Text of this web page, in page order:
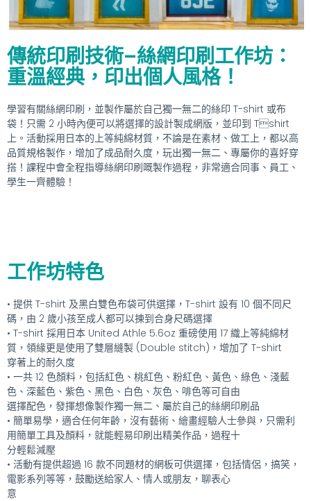
傳統印刷技術–絲網印刷工作坊：
重溫經典，印出個人風格！
學習有關絲網印刷，並製作屬於自己獨一無二的絲印 T-shirt 或布
袋！只需 2 小時內便可以將選擇的設計製成網版，並印到 Tshirt
上。活動採用日本的上等純綿材質，不論是在素材、做工上，都以高
品質規格製作，增加了成品耐久度，玩出獨一無二、專屬你的喜好穿
搭！課程中會全程指導絲網印刷嘅製作過程，非常適合同事、員工、
學生一齊體驗！
工作坊特色
• 提供 T-shirt 及黑白雙色布袋可供選擇，T-shirt 設有 10 個不同尺
碼，由 2 歲小孩至成人都可以揀到合身尺碼選擇
• T-shirt 採用日本 United Athle 5.6oz 重磅使用 17 織上等純綿材
質，領緣更是使用了雙層縫製 (Double stitch)，增加了 T-shirt
穿著上的耐久度
• 一共 12 色顏料，包括紅色、桃紅色、粉紅色、黃色、綠色、淺藍
色、深藍色、紫色、黑色、白色、灰色、啡色等可自由
選擇配色，發揮想像製作獨一無二、屬於自己的絲網印刷品
• 簡單易學，適合任何年齡，沒有藝術、繪畫經驗人士參與，只需利
用簡單工具及顏料，就能輕易印刷出精美作品，過程十
分輕鬆減壓
• 活動有提供超過 16 款不同題材的網板可供選擇，包括情侶，搞笑，
電影系列等等，鼓勵送給家人、情人或朋友，聊表心
意